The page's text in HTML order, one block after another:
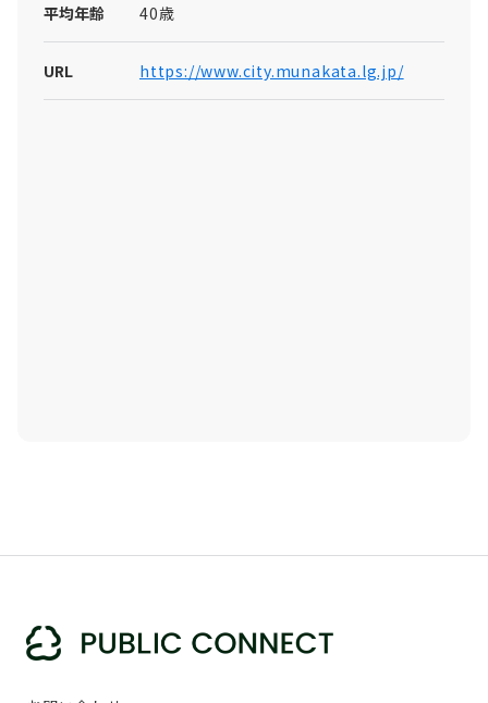
平均年齢 40歳
URL https://www.city.munakata.lg.jp/